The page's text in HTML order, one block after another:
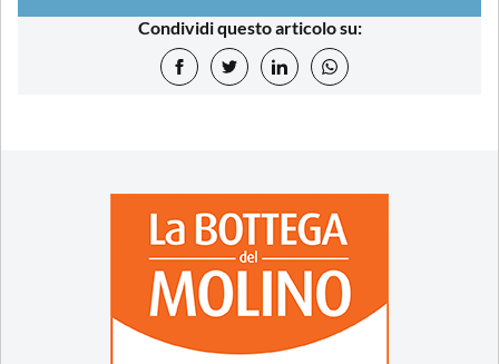
Condividi questo articolo su: